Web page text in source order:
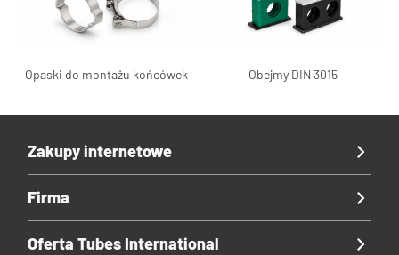
Opaski do montażu końcówek Obejmy DIN 3015
Zakupy internetowe
Firma
Oferta Tubes International